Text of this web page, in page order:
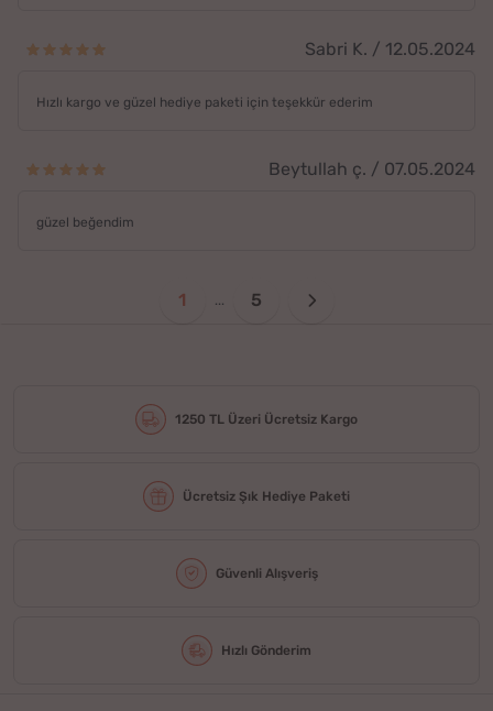
Sabri K. / 12.05.2024
Hızlı kargo ve güzel hediye paketi için teşekkür ederim
Beytullah ç. / 07.05.2024
güzel beğendim
1 5
1250 TL Üzeri Ücretsiz Kargo
Ücretsiz Şık Hediye Paketi
Güvenli Alışveriş
Hızlı Gönderim